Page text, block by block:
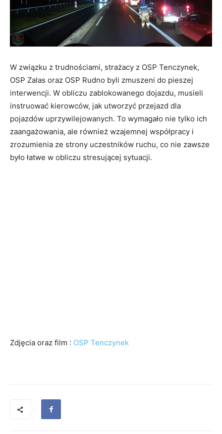
W związku z trudnościami, strażacy z OSP Tenczynek,
OSP Zalas oraz OSP Rudno byli zmuszeni do pieszej
interwencji. W obliczu zablokowanego dojazdu, musieli
instruować kierowców, jak utworzyć przejazd dla
pojazdów uprzywilejowanych. To wymagało nie tylko ich
zaangażowania, ale również wzajemnej współpracy i
zrozumienia ze strony uczestników ruchu, co nie zawsze
było łatwe w obliczu stresującej sytuacji.
Zdjęcia oraz film : OSP Tenczynek